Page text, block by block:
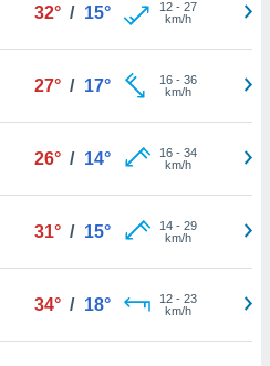
32° / 15° 12- 27
km/h
27° / 17° 16- 36
km/h
26° / 14° 16- 34
km/h
31° / 15° 14- 29
km/h
34° / 18° 12- 23
km/h